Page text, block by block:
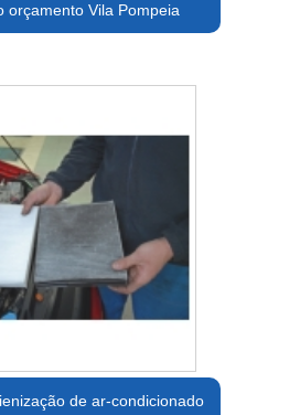
orçamento Vila Pompeia
de ar-condicionado